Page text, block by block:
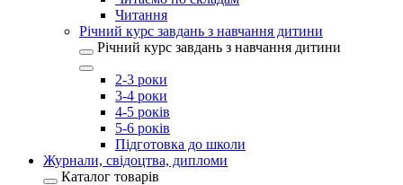
Читання
Річний курс завдань з навчання дитини
Річний курс завдань з навчання дитини
2-3 роки
3-4 роки
4-5 років
5-6 років
Підготовка до школи
Журнали, свідоцтва, дипломи
Каталог товарів